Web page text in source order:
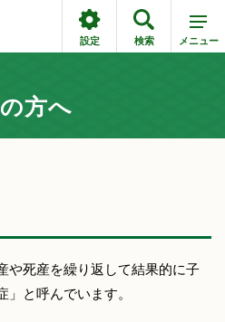
設定 検索 メニュー
方へ
死産を繰り返して結果的に子
と呼んでいます。